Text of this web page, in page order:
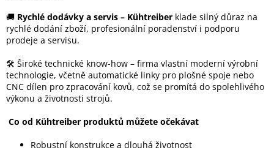
🚚 Rychlé dodávky a servis – Kühtreiber klade silný důraz na
rychlé dodání zboží, profesionální poradenství i podporu
prodeje a servisu.
🛠️ Široké technické know-how – firma vlastní moderní výrobní
technologie, včetně automatické linky pro plošné spoje nebo
CNC dílen pro zpracování kovů, což se promítá do spolehlivého
výkonu a životnosti strojů.
Co od Kühtreiber produktů můžete očekávat
Robustní konstrukce a dlouhá životnost